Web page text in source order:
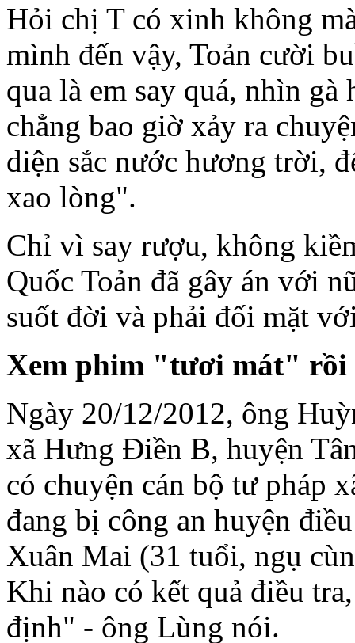
Hỏi chị T có xinh không
mình đến vậy, Toản cười
qua là em say quá, nhìn
chẳng bao giờ xảy ra
diện sắc nước hương trời,
xao lòng".
Chỉ vì say rượu, không
Quốc Toản đã gây án với
suốt đời và phải đối mặt
Xem phim "tươi mát" rồi
Ngày 20/12/2012, ông
xã Hưng Điền B, huyện
có chuyện cán bộ tư pháp
đang bị công an huyện
Xuân Mai (31 tuổi, ngụ
Khi nào có kết quả điều
định" - ông Lùng nói.